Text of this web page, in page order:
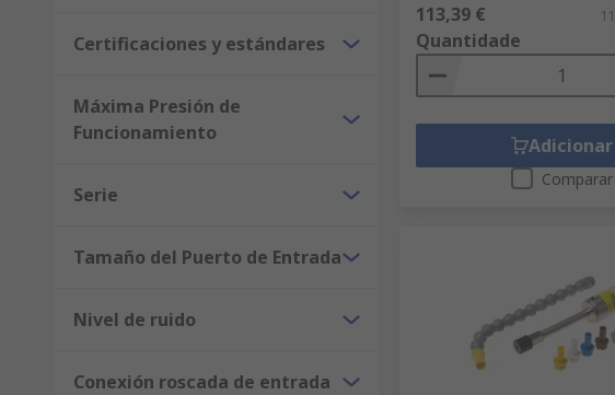
Certificaciones y estándares
Máxima Presión de
Funcionamiento
Serie
Tamaño del Puerto de Entrada
Nivel de ruido
Conexión roscada de entrada
113,39 €
Quantidade
Adicionar
Comparar